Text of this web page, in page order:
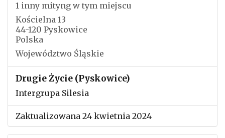
1 inny mityng w tym miejscu
Kościelna 13
44-120 Pyskowice
Polska
Województwo Śląskie
Drugie Życie (Pyskowice)
Intergrupa Silesia
Zaktualizowana 24 kwietnia 2024